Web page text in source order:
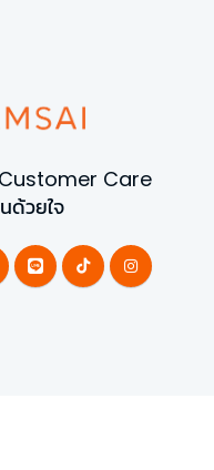
Care
ด้วยใจ